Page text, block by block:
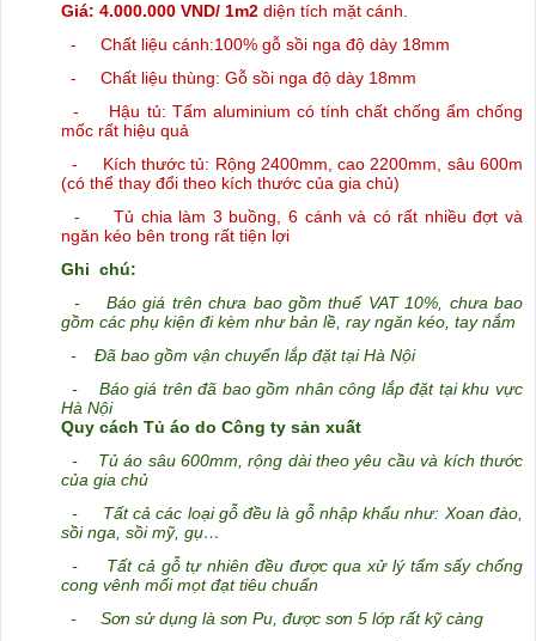
Giá: 4.000.000 VND/ 1m2 diện tích mặt cánh.
- Chất liệu cánh:100% gỗ sồi nga độ dày 18mm
- Chất liệu thùng: Gỗ sồi nga độ dày 18mm
- Hậu tủ: Tấm aluminium có tính chất chống ẩm chống
mốc rất hiệu quả
- Kích thước tủ: Rộng 2400mm, cao 2200mm, sâu 600m
(có thể thay đổi theo kích thước của gia chủ)
- Tủ chia làm 3 buồng, 6 cánh và có rất nhiều đợt và
ngăn kéo bên trong rất tiện lợi
Ghi chú:
-
Báo giá trên chưa bao gồm thuế VAT 10%, chưa bao
gồm các phụ kiện đi kèm như bản lề, ray ngăn kéo, tay nắm
-
Đã bao gồm vận chuyển lắp đặt tại Hà Nội
-
Báo giá trên đã bao gồm nhân công lắp đặt tại khu vực
Hà Nội
Quy cách Tủ áo do Công ty sản xuất
-
Tủ áo sâu 600mm, rộng dài theo yêu cầu và kích thước
của gia chủ
- Tất cả các loại gỗ đều là gỗ nhập khẩu như: Xoan đào,
sồi nga, sồi mỹ, gụ…
- Tất cả gỗ tự nhiên đều được qua xử lý tẩm sấy chống
cong vênh mối mọt đạt tiêu chuẩn
- Sơn sử dụng là sơn Pu, được sơn 5 lớp rất kỹ càng